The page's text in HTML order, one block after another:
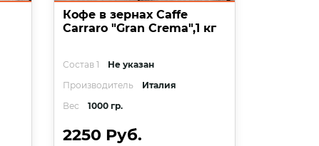
Кофе в зернах Caffe
Carraro "Gran Crema",1 кг
Состав 1
Не указан
Производитель
Италия
Вес
1000 гр.
2250 Руб.